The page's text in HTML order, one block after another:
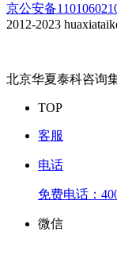
京公安备
2012-2023
北京华夏泰科咨询
TOP
客服
电话
免费电话：
微信